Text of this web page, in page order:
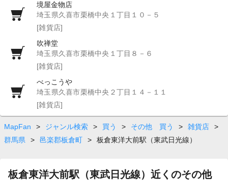
境屋金物店
埼玉県久喜市栗橋中央１丁目１０－５
[雑貨店]
吹禅堂
埼玉県久喜市栗橋中央１丁目８－６
[雑貨店]
べっこうや
埼玉県久喜市栗橋中央２丁目１４－１１
[雑貨店]
MapFan > ジャンル検索 > 買う > その他 買う > 雑貨店
>
群馬県
> 邑楽郡板倉町 > 板倉東洋大前駅（東武日光線）
板倉東洋大前駅（東武日光線）近くのその他